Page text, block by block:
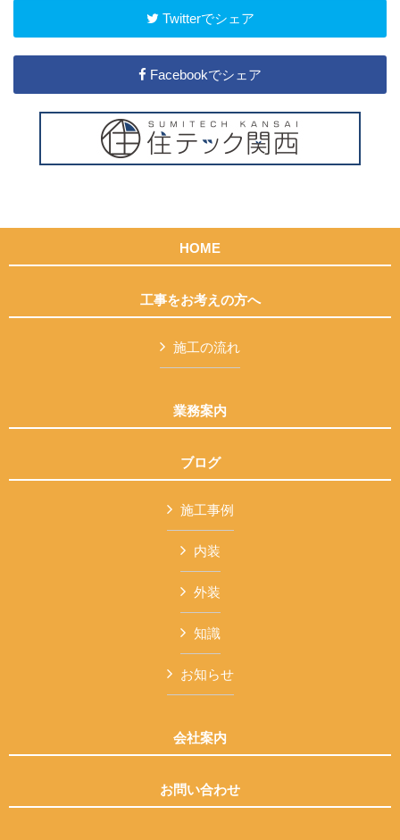
Twitterでシェア
Facebookでシェア
HOME
工事をお考えの方へ
施工の流れ
業務案内
ブログ
施工事例
内装
外装
知識
お知らせ
会社案内
お問い合わせ